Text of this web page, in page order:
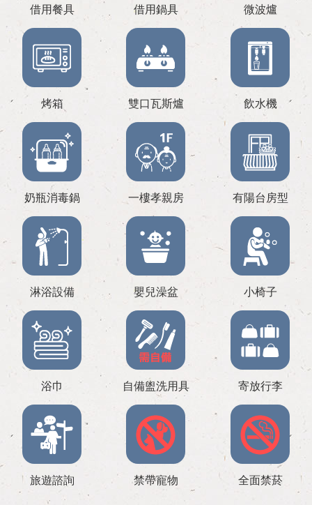
借用餐具 借用鍋具 微波爐
烤箱 雙口瓦斯爐 飲水機
奶瓶消毒鍋 一樓孝親房 有陽台房型
淋浴設備 嬰兒澡盆 小椅子
浴巾 自備盥洗用具 寄放行李
旅遊諮詢 禁帶寵物 全面禁菸